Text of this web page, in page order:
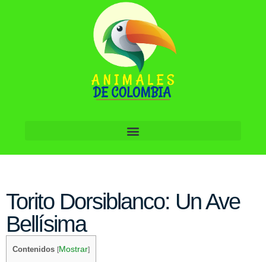
Torito Dorsiblanco: Un Ave
Bellísima
Contenidos [Mostrar]